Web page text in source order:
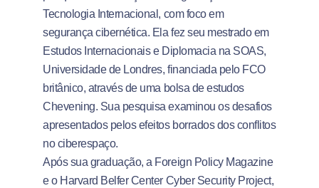
Tecnologia Internacional, com foco em
segurança cibernética. Ela fez seu mestrado em
Estudos Internacionais e Diplomacia na SOAS,
Universidade de Londres, financiada pelo FCO
britânico, através de uma bolsa de estudos
Chevening. Sua pesquisa examinou os desafios
apresentados pelos efeitos borrados dos conflitos
no ciberespaço.
Após sua graduação, a Foreign Policy Magazine
e o Harvard Belfer Center Cyber Security Project,